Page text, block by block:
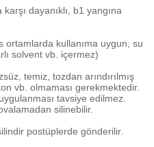
dayanıklı, b1 yangına
ortamlarda kullanıma uygun, su
solvent vb. içermez)
temiz, tozdan arındırılmış
vb. olmaması gerekmektedir.
tavsiye edilmez.
silinebilir.
postüplerde gönderilir.